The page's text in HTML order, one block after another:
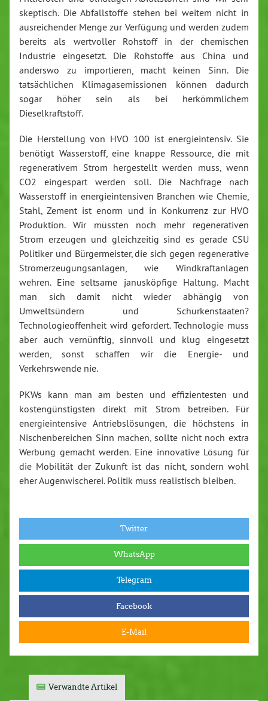
skeptisch. Die Abfallstoffe stehen bei weitem nicht in
ausreichender Menge zur Verfügung und werden zudem
bereits als wertvoller Rohstoff in der chemischen
Industrie eingesetzt. Die Rohstoffe aus China und
anderswo zu importieren, macht keinen Sinn. Die
tatsächlichen Klimagasemissionen können dadurch
sogar höher sein als bei herkömmlichem
Dieselkraftstoff.
Die Herstellung von HVO 100 ist energieintensiv. Sie
benötigt Wasserstoff, eine knappe Ressource, die mit
regenerativem Strom hergestellt werden muss, wenn
CO2 eingespart werden soll. Die Nachfrage nach
Wasserstoff in energieintensiven Branchen wie Chemie,
Stahl, Zement ist enorm und in Konkurrenz zur HVO
Produktion. Wir müssten noch mehr regenerativen
Strom erzeugen und gleichzeitig sind es gerade CSU
Politiker und Bürgermeister, die sich gegen regenerative
Stromerzeugungsanlagen, wie Windkraftanlagen
wehren. Eine seltsame janusköpfige Haltung. Macht
man sich damit nicht wieder abhängig von
Umweltsündern und Schurkenstaaten?
Technologieoffenheit wird gefordert. Technologie muss
aber auch vernünftig, sinnvoll und klug eingesetzt
werden, sonst schaffen wir die Energie- und
Verkehrswende nie.
PKWs kann man am besten und effizientesten und
kostengünstigsten direkt mit Strom betreiben. Für
energieintensive Antriebslösungen, die höchstens in
Nischenbereichen Sinn machen, sollte nicht noch extra
Werbung gemacht werden. Eine innovative Lösung für
die Mobilität der Zukunft ist das nicht, sondern wohl
eher Augenwischerei. Politik muss realistisch bleiben.
Twitter
WhatsApp
Telegram
Facebook
E-Mail
Verwandte Artikel